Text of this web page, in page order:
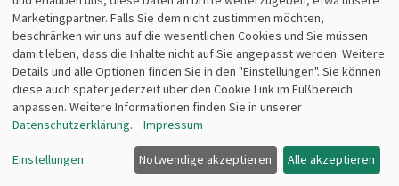
Liniert, 80 Blatt, Apfelgrün,
Hardcover
ArtNr: 4627-10-54
Farbe: Apfelgrün
Größe: A5
Lineatur: Liniert
Details anzeigen
Marketingpartner. Falls Sie dem nicht zustimmen möchten,
beschränken wir uns auf die wesentlichen Cookies und Sie müssen
damit leben, dass die Inhalte nicht auf Sie angepasst werden. Weitere
Details und alle Optionen finden Sie in den "Einstellungen". Sie können
diese auch später jederzeit über den Cookie Link im Fußbereich
anpassen. Weitere Informationen finden Sie in unserer
Datenschutzerklärung. Impressum
Einstellungen Notwendige akzeptieren Alle akzeptieren